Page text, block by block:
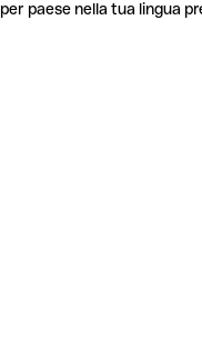
paese nella tua lingua